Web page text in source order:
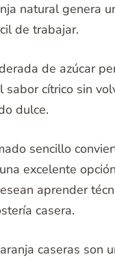
natural genera
de trabajar.
de azúcar
sabor cítrico sin
dulce.
sencillo
excelente
aprender
casera.
caseras son